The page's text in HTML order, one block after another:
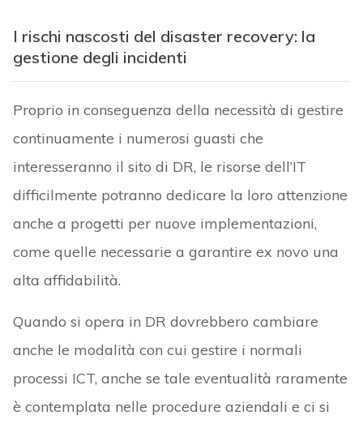
I rischi nascosti del disaster recovery: la
gestione degli incidenti
Proprio in conseguenza della necessità di gestire
continuamente i numerosi guasti che
interesseranno il sito di DR, le risorse dell’IT
difficilmente potranno dedicare la loro attenzione
anche a progetti per nuove implementazioni,
come quelle necessarie a garantire ex novo una
alta affidabilità.
Quando si opera in DR dovrebbero cambiare
anche le modalità con cui gestire i normali
processi ICT, anche se tale eventualità raramente
è contemplata nelle procedure aziendali e ci si